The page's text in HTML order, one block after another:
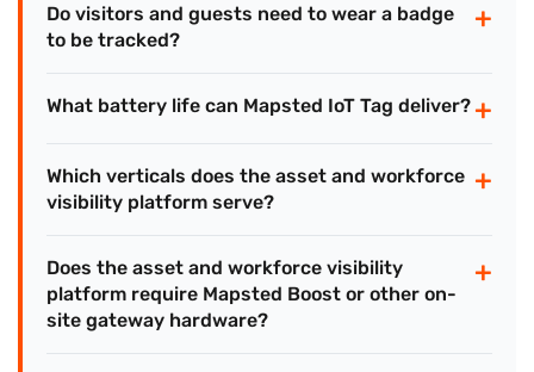
Do visitors and guests need to wear a badge
to be tracked?
+
What battery life can Mapsted IoT Tag deliver? +
Which verticals does the asset and workforce
visibility platform serve?
+
Does the asset and workforce visibility
platform require Mapsted Boost or other on-
site gateway hardware?
+